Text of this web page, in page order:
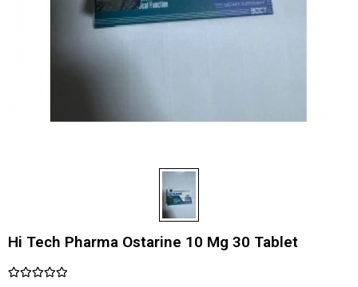
Hi Tech Pharma Ostarine 10 Mg 30 Tablet